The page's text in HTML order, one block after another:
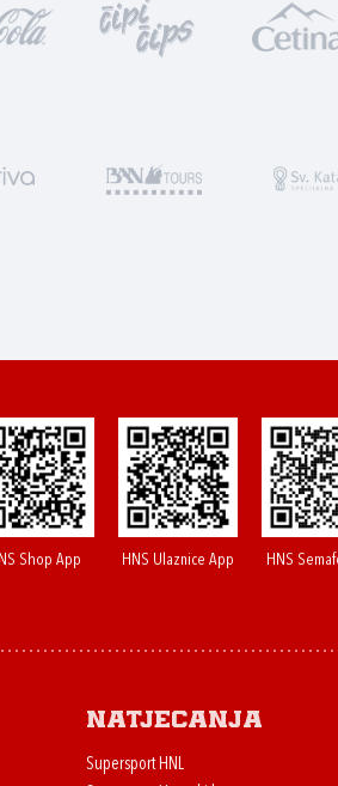
Shop App HNS Ulaznice App HNS
Natjecanja
Supersport HNL